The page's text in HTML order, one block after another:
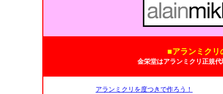
■アランミクリ
金栄堂はアランミクリ正規
アランミクリを度つきで作ろう！